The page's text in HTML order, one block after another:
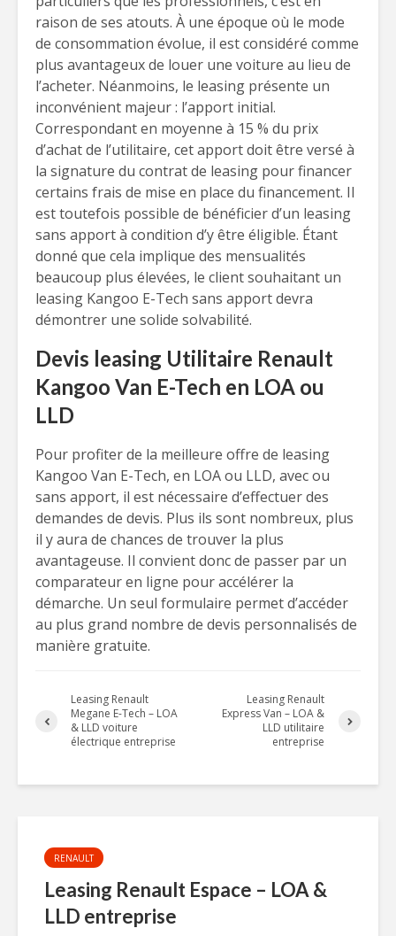
raison de ses atouts. À une époque où le mode
de consommation évolue, il est considéré comme
plus avantageux de louer une voiture au lieu de
l’acheter. Néanmoins, le leasing présente un
inconvénient majeur : l’apport initial.
Correspondant en moyenne à 15 % du prix
d’achat de l’utilitaire, cet apport doit être versé à
la signature du contrat de leasing pour financer
certains frais de mise en place du financement. Il
est toutefois possible de bénéficier d’un leasing
sans apport à condition d’y être éligible. Étant
donné que cela implique des mensualités
beaucoup plus élevées, le client souhaitant un
leasing Kangoo E-Tech sans apport devra
démontrer une solide solvabilité.
Devis leasing Utilitaire Renault
Kangoo Van E-Tech en LOA ou
LLD
Pour profiter de la meilleure offre de leasing
Kangoo Van E-Tech, en LOA ou LLD, avec ou
sans apport, il est nécessaire d’effectuer des
demandes de devis. Plus ils sont nombreux, plus
il y aura de chances de trouver la plus
avantageuse. Il convient donc de passer par un
comparateur en ligne pour accélérer la
démarche. Un seul formulaire permet d’accéder
au plus grand nombre de devis personnalisés de
manière gratuite.
Leasing Renault
Megane E-Tech – LOA
& LLD voiture
électrique entreprise
Leasing Renault
Express Van – LOA &
LLD utilitaire
entreprise
RENAULT
Leasing Renault Espace – LOA &
LLD entreprise